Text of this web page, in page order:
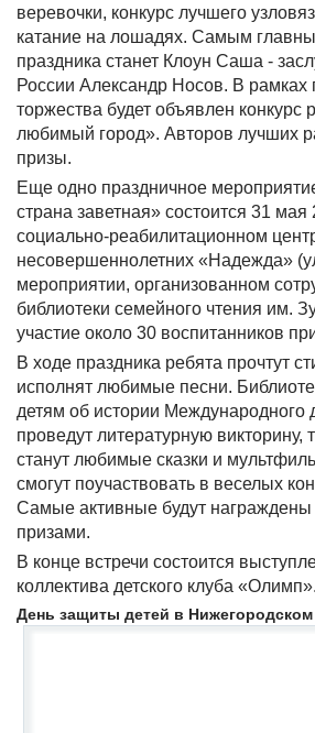
веревочки, конкурс лучшего
катание на лошадях. Самым
праздника станет Клоун Саша -
России Александр Носов. В рамках
торжества будет объявлен конкурс
любимый город». Авторов лучших
призы.
Еще одно праздничное
страна заветная» состоится 31 мая
социально-реабилитационном
несовершеннолетних «Надежда»
мероприятии, организованном
библиотеки семейного чтения им.
участие около 30 воспитанников
В ходе праздника ребята прочтут
исполнят любимые песни.
детям об истории Международного
проведут литературную викторину,
станут любимые сказки и
смогут поучаствовать в веселых
Самые активные будут награждены
призами.
В конце встречи состоится
коллектива детского клуба «Олимп».
День защиты детей в